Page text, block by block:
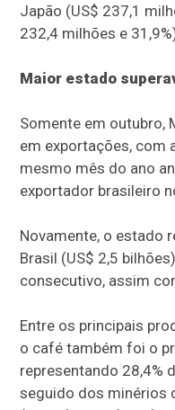
Japão (US$ 237,1
232,4 milhões e
Maior estado
Somente em outubro,
em exportações, com
mesmo mês do ano
exportador brasileiro
Novamente, o estado
Brasil (US$ 2,5
consecutivo, assim
Entre os principais
o café também foi o
representando 28,4%
seguido dos minérios